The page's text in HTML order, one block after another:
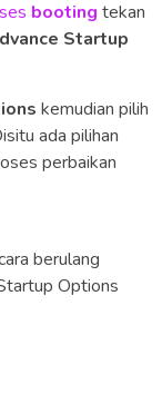
booting tekan
Startup
kemudian pilih
ada pilihan
perbaikan
berulang
Options